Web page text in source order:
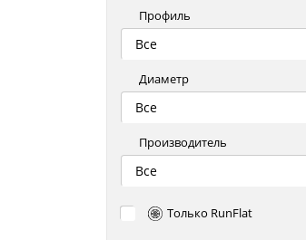
Профиль
Все
Диаметр
Все
Производитель
Все
Только RunFlat